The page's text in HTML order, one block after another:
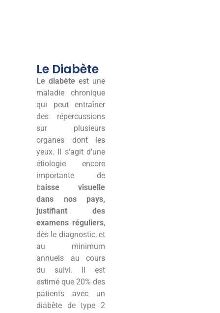
Le Diabète
Le diabète est une
maladie chronique
qui peut entraîner
des répercussions
sur plusieurs
organes dont les
yeux. Il s’agit d’une
étiologie encore
importante de
baisse visuelle
dans nos pays,
justifiant des
examens réguliers,
dès le diagnostic, et
au minimum
annuels au cours
du suivi. Il est
estimé que 20% des
patients avec un
diabète de type 2